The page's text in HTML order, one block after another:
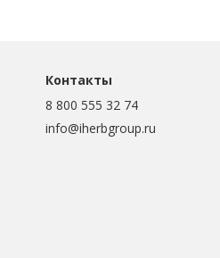
Контакты
8 800 555 32 74
info@iherbgroup.ru